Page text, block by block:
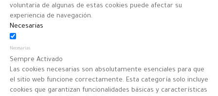
voluntaria de algunas de estas cookies puede afectar su
experiencia de navegación.
Necesarias
Necesarias
Sempre Activado
Las cookies necesarias son absolutamente esenciales para que
el sitio web funcione correctamente. Esta categoría solo incluye
cookies que garantizan funcionalidades básicas y características